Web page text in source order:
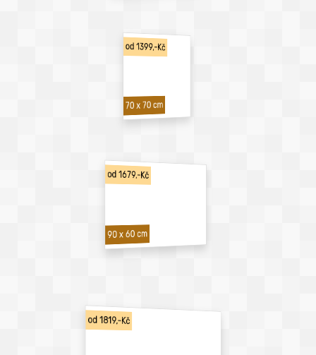
od 1399,-Kč
70 x 70 cm
od 1679,-Kč
90 x 60 cm
od 1819,-Kč